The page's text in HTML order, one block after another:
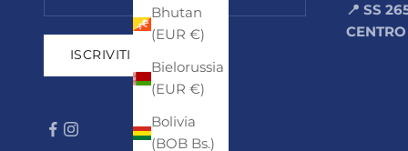
Bhutan
(EUR €)
Bielorussia
(EUR €)
Bolivia
(BOB Bs.)
ISCRIVITI
📍 SS